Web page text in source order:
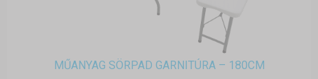
MŰANYAG SÖRPAD GARNITÚRA – 180CM